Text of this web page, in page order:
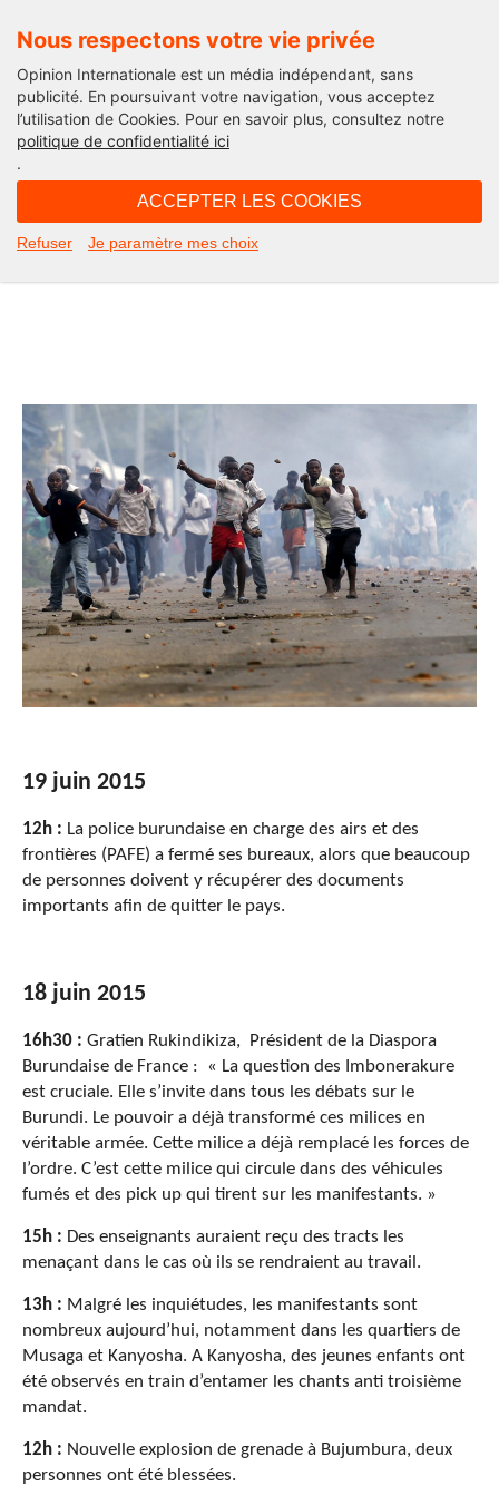
Nous respectons votre vie privée
Opinion Internationale est un média indépendant, sans
publicité. En poursuivant votre navigation, vous acceptez
l’utilisation de Cookies. Pour en savoir plus, consultez notre
politique de confidentialité ici
.
ACCEPTER LES COOKIES
Refuser Je paramètre mes choix
Afriques (2)
Le fil Burundi du 28 mai au 19 juin
19 juin 2015
12h : La police burundaise en charge des airs et des
frontières (PAFE) a fermé ses bureaux, alors que beaucoup
de personnes doivent y récupérer des documents
importants afin de quitter le pays.
18 juin 2015
16h30 : Gratien Rukindikiza, Président de la Diaspora
Burundaise de France : « La question des Imbonerakure
est cruciale. Elle s’invite dans tous les débats sur le
Burundi. Le pouvoir a déjà transformé ces milices en
véritable armée. Cette milice a déjà remplacé les forces de
l’ordre. C’est cette milice qui circule dans des véhicules
fumés et des pick up qui tirent sur les manifestants. »
15h : Des enseignants auraient reçu des tracts les
menaçant dans le cas où ils se rendraient au travail.
13h : Malgré les inquiétudes, les manifestants sont
nombreux aujourd’hui, notamment dans les quartiers de
Musaga et Kanyosha. A Kanyosha, des jeunes enfants ont
été observés en train d’entamer les chants anti troisième
mandat.
12h : Nouvelle explosion de grenade à Bujumbura, deux
personnes ont été blessées.